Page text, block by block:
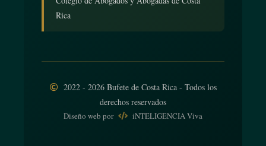
Rica
2022 - 2026 Bufete de Costa Rica - Todos los
derechos reservados
Diseño web por iNTELIGENCIA Viva